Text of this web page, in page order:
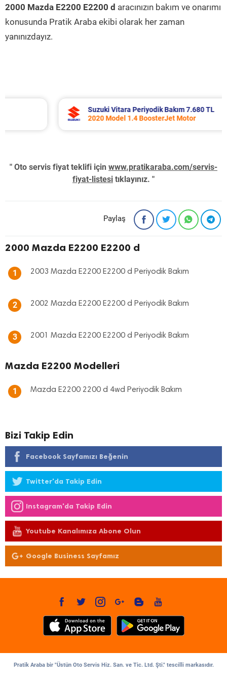
2000 Mazda E2200 E2200 d aracınızın bakım ve onarımı
konusunda Pratik Araba ekibi olarak her zaman
yanınızdayız.
Suzuki Vitara Periyodik Bakım 7.680 TL
2020 Model 1.4 BoosterJet Motor
" Oto servis fiyat teklifi için www.pratikaraba.com/servis-
fiyat-listesi tıklayınız. "
Paylaş
2000 Mazda E2200 E2200 d
1 2003 Mazda E2200 E2200 d Periyodik Bakım
2 2002 Mazda E2200 E2200 d Periyodik Bakım
3 2001 Mazda E2200 E2200 d Periyodik Bakım
Mazda E2200 Modelleri
1 Mazda E2200 2200 d 4wd Periyodik Bakım
Bizi Takip Edin
Facebook Sayfamızı Beğenin
Twitter'da Takip Edin
Instagram'da Takip Edin
Youtube Kanalımıza Abone Olun
Google Business Sayfamız
Pratik Araba bir "Üstün Oto Servis Hiz. San. ve Tic. Ltd. Şti." tescilli markasıdır.